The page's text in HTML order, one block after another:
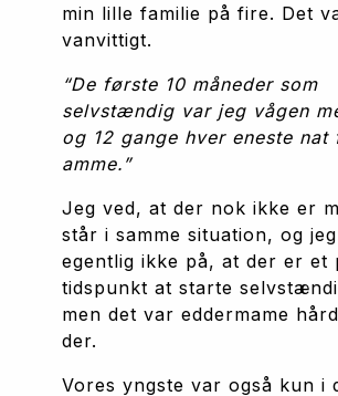
min lille familie på fire. Det
vanvittigt.
“De første 10 måneder som
selvstændig var jeg vågen
og 12 gange hver eneste nat
amme.”
Jeg ved, at der nok ikke er
står i samme situation, og
egentlig ikke på, at der er et
tidspunkt at starte
men det var eddermame
der.
Vores yngste var også kun i